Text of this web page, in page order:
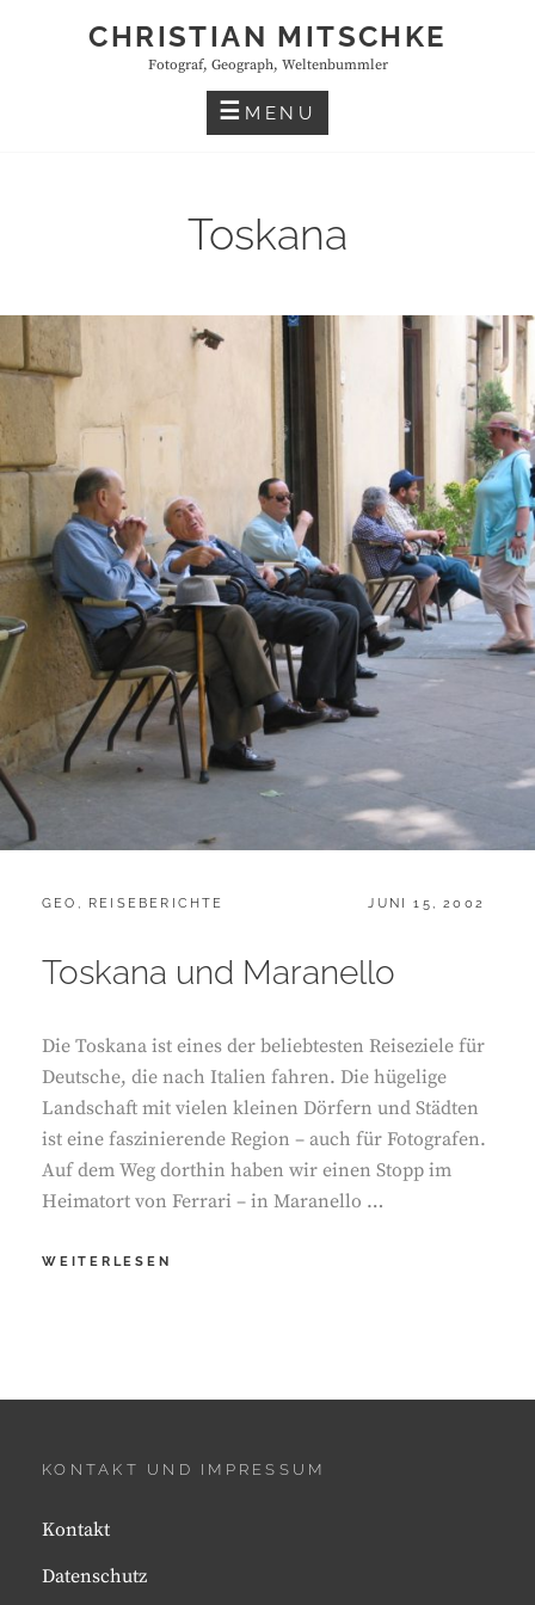
CHRISTIAN MITSCHKE
Fotograf, Geograph, Weltenbummler
MENU
Toskana
CATEGORIES:
GEO , REISEBERICHTE
POSTED
JUNI 15, 2002
Toskana und Maranello
Die Toskana ist eines der beliebtesten Reiseziele für
Deutsche, die nach Italien fahren. Die hügelige
Landschaft mit vielen kleinen Dörfern und Städten
ist eine faszinierende Region – auch für Fotografen.
Auf dem Weg dorthin haben wir einen Stopp im
Heimatort von Ferrari – in Maranello …
WEITERLESEN
KONTAKT UND IMPRESSUM
Kontakt
Datenschutz